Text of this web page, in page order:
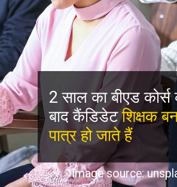
2 साल का बीएड
बाद कैंडिडेटशिक्षक
पात्र हो जाते हैं
image source: